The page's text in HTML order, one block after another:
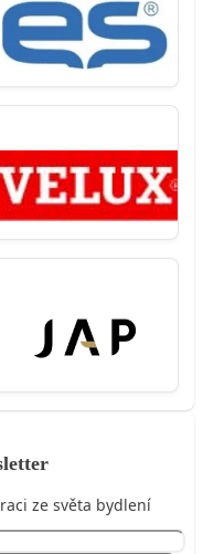
ze světa bydlení